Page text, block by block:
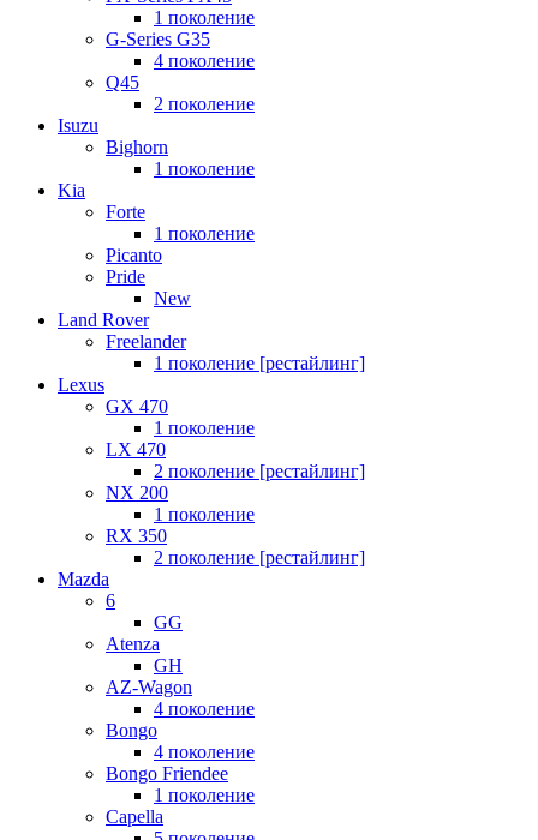
1 поколение
G-Series G35
4 поколение
Q45
2 поколение
Isuzu
Bighorn
1 поколение
Kia
Forte
1 поколение
Picanto
Pride
New
Land Rover
Freelander
1 поколение [рестайлинг]
Lexus
GX 470
1 поколение
LX 470
2 поколение [рестайлинг]
NX 200
1 поколение
RX 350
2 поколение [рестайлинг]
Mazda
6
GG
Atenza
GH
AZ-Wagon
4 поколение
Bongo
4 поколение
Bongo Friendee
1 поколение
Capella